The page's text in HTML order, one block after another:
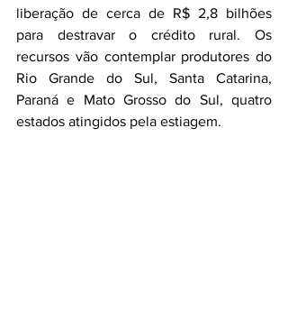
liberação de cerca de R$ 2,8 bilhões
para destravar o crédito rural. Os
recursos vão contemplar produtores do
Rio Grande do Sul, Santa Catarina,
Paraná e Mato Grosso do Sul, quatro
estados atingidos pela estiagem.